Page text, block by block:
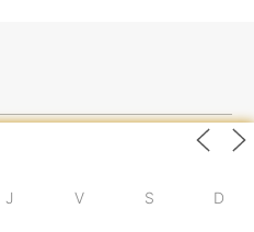
J V S D